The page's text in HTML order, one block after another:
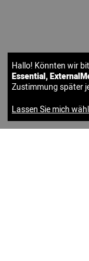
Hallo! Könnten wir
Essential,
Zustimmung später
Lassen Sie mich